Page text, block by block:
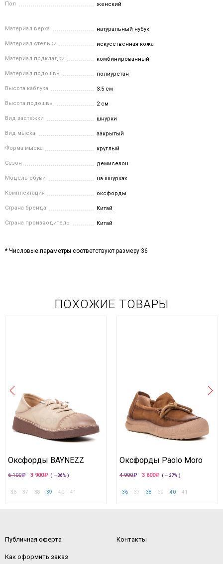
Пол женский
Материал верха натуральный нубук
Материал стельки искусственная кожа
Материал подкладки комбинированный
Материал подошвы полиуретан
Высота каблука 3.5 см
Высота подошвы 2 см
Вид застежки шнурки
Вид мыска закрытый
Форма мыска круглый
Сезон демисезон
Модель обуви на шнурках
Комплектация оксфорды
Страна бренда Китай
Страна производитель Китай
* Числовые параметры соответствуют размеру 36
ПОХОЖИЕ ТОВАРЫ
Оксфорды BAYNEZZ
6 100 3 900 ( —36% )
36 37 38 39 40 41
Оксфорды Paolo Moro
4 900 3 600 ( —27% )
36 37 38 39 40 41
Публичная оферта
Как оформить заказ
Контакты